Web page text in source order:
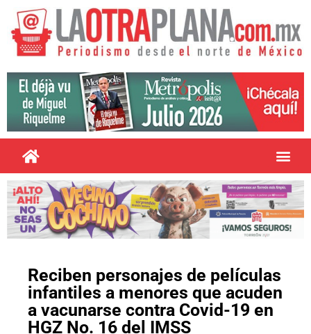
Reciben personajes de películas
infantiles a menores que acuden
a vacunarse contra Covid-19 en
HGZ No. 16 del IMSS